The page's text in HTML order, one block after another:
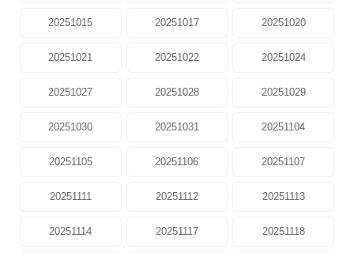
20251015 20251017 20251020
20251021 20251022 20251024
20251027 20251028 20251029
20251030 20251031 20251104
20251105 20251106 20251107
20251111 20251112 20251113
20251114 20251117 20251118